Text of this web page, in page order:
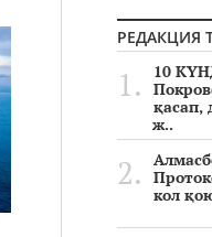
РЕДАКЦИЯ
10
қасап,
ж..
кол